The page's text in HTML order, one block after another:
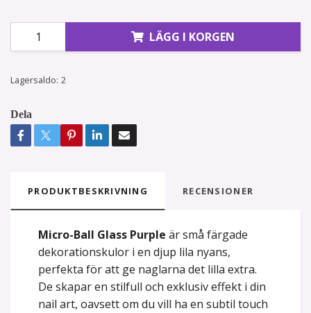
LÄGG I KORGEN
Lagersaldo: 2
Dela
PRODUKTBESKRIVNING RECENSIONER
Micro-Ball Glass Purple är små färgade
dekorationskulor i en djup lila nyans,
perfekta för att ge naglarna det lilla extra.
De skapar en stilfull och exklusiv effekt i din
nail art, oavsett om du vill ha en subtil touch